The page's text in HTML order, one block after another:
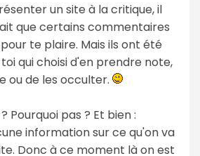
un site à la critique, il
que certains commentaires
te plaire. Mais ils ont été
qui choisi d'en prendre note,
ou de les occulter.
Pourquoi pas ? Et bien :
information sur ce qu'on va
Donc à ce moment là on est